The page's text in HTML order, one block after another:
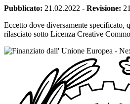
Pubblicato: 21.02.2022 - Revisione:
Eccetto dove diversamente specificato,
rilasciato sotto Licenza Creative